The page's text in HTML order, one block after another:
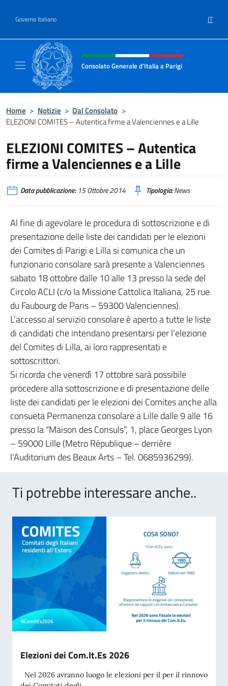
Governo Italiano IT
Intestazione sito, social e menù
Consolato Generale d'Italia a Parigi
Home > Notizie > Dal Consolato >
ELEZIONI COMITES – Autentica firme a Valenciennes e a Lille
ELEZIONI COMITES – Autentica
firme a Valenciennes e a Lille
Data pubblicazione:15 Ottobre 2014 Tipologia:News
Al fine di agevolare le procedura di sottoscrizione e di
presentazione delle liste dei candidati per le elezioni
dei Comites di Parigi e Lilla si comunica che un
funzionario consolare sarà presente a Valenciennes
sabato 18 ottobre dalle 10 alle 13 presso la sede del
Circolo ACLI (c/o la Missione Cattolica Italiana, 25 rue
du Faubourg de Paris – 59300 Valenciennes).
L’accesso al servizio consolare è aperto a tutte le liste
di candidati che intendano presentarsi per l’elezione
del Comites di Lilla, ai loro rappresentati e
sottoscrittori.
Si ricorda che venerdì 17 ottobre sarà possibile
procedere alla sottoscrizione e di presentazione delle
liste dei candidati per le elezioni dei Comites anche alla
consueta Permanenza consolare a Lille dalle 9 alle 16
presso la “Maison des Consuls”, 1, place Georges Lyon
– 59000 Lille (Metro République – derrière
l’Auditorium des Beaux Arts – Tel. 0685936299).
Ti potrebbe interessare anche..
Elezioni dei Com.It.Es 2026
Nel 2026 avranno luogo le elezioni per il per il rinnovo